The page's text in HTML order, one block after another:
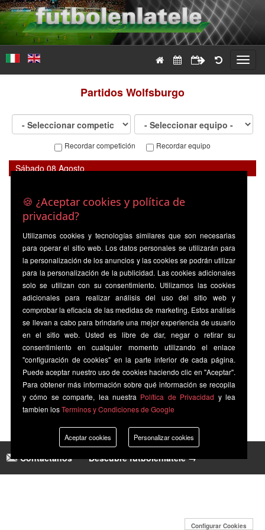
PartidosWolfsburgo
Recordar competición Recordar equipo
Sábado 08 Agosto
Wolfsburgo 20:30 Kaiserslauten
Contáctanos|Descubre futbolenlatele →
Configurar Cookies
🍪 ¿Aceptar cookies y política de
privacidad?
Utilizamos cookies y tecnologías similares que son necesarias
para operar el sitio web. Los datos personales se utilizarán para
la personalización de los anuncios y las cookies se podrán utilizar
para la personalización de la publicidad. Las cookies adicionales
solo se utilizan con su consentimiento. Utilizamos las cookies
adicionales para realizar análisis del uso del sitio web y
comprobar la eficacia de las medidas de marketing. Estos análisis
se llevan a cabo para brindarle una mejor experiencia de usuario
en el sitio web. Usted es libre de dar, negar o retirar su
consentimiento en cualquier momento utilizando el enlace
"configuración de cookies" en la parte inferior de cada página.
Puede aceptar nuestro uso de cookies haciendo clic en "Aceptar".
Para obtener más información sobre qué información se recopila
y cómo se comparte, lea nuestra Política de Privacidad y lea
tambien losTerminos y Condiciones de Google
Aceptar cookies Personalizar cookies